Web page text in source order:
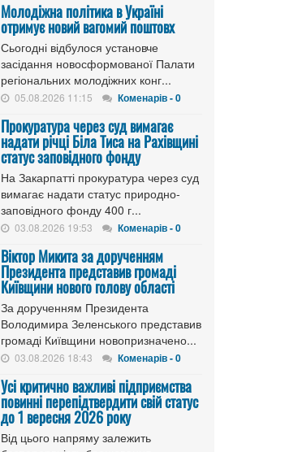
Молодіжна політика в Україні
отримує новий вагомий поштовх
Сьогодні відбулося установче
засідання новосформованої Палати
регіональних молодіжних конг...
05.08.2026 11:15 Коменарів - 0
Прокуратура через суд вимагає
надати річці Біла Тиса на Рахівщині
статус заповідного фонду
На Закарпатті прокуратура через суд
вимагає надати статус природно-
заповідного фонду 400 г...
03.08.2026 19:53 Коменарів - 0
Віктор Микита за дорученням
Президента представив громаді
Київщини нового голову області
За дорученням Президента
Володимира Зеленського представив
громаді Київщини новопризначено...
03.08.2026 18:43 Коменарів - 0
Усі критично важливі підприємства
повинні перепідтвердити свій статус
до 1 вересня 2026 року
Від цього напряму залежить